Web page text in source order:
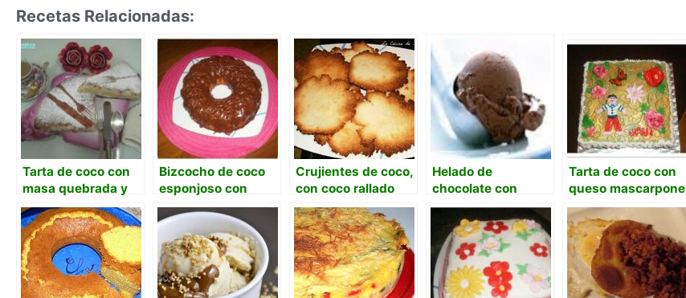
Recetas Relacionadas:
Tarta de coco con
masa quebrada y
crema de coco
Bizcocho de coco
esponjoso con
maicena y aroma
de coco
Crujientes de coco,
con coco rallado
Helado de
chocolate con
almidón de maíz y
vainilla
Tarta de coco con
queso mascarpone